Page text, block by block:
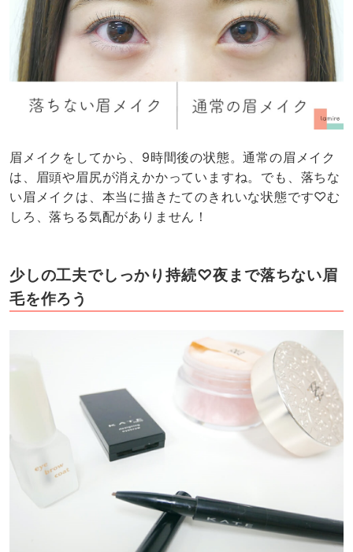
眉メイクをしてから、9時間後の状態。通常の眉メイク
は、眉頭や眉尻が消えかかっていますね。でも、落ちな
い眉メイクは、本当に描きたてのきれいな状態です♡む
しろ、落ちる気配がありません！
少しの工夫でしっかり持続♡夜まで落ちない眉
毛を作ろう